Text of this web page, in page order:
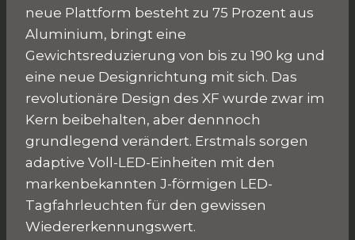
neue Plattform besteht zu 75 Prozent aus
Aluminium, bringt eine
Gewichtsreduzierung von bis zu 190 kg und
eine neue Designrichtung mit sich. Das
revolutionäre Design des XF wurde zwar im
Kern beibehalten, aber dennnoch
grundlegend verändert. Erstmals sorgen
adaptive Voll-LED-Einheiten mit den
markenbekannten J-förmigen LED-
Tagfahrleuchten für den gewissen
Wiedererkennungswert.